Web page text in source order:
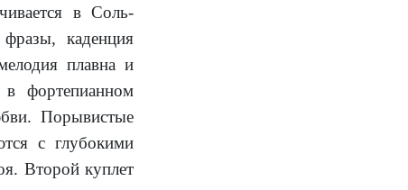
в Соль-
каденция
плавна и
фортепианном
Порывистые
с глубокими
Второй куплет